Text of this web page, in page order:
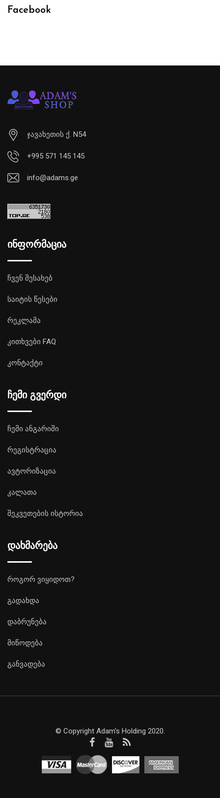
Facebook
ჯავახეთის ქ. N54
+995 571 145 145
info@adams.ge
ინფორმაცია
ჩვენ შესახებ
საიტის წესები
რეკლამა
კითხვები FAQ
კონტაქტი
ჩემი გვერდი
ჩემი ანგარიში
რეგისტრაცია
ავტორიზაცია
კალათა
შეკვეთების ისტორია
დახმარება
როგორ ვიყიდოთ?
გადახდა
დაბრუნება
მიწოდება
განვადება
© Copyright Adam's Holding 2020.